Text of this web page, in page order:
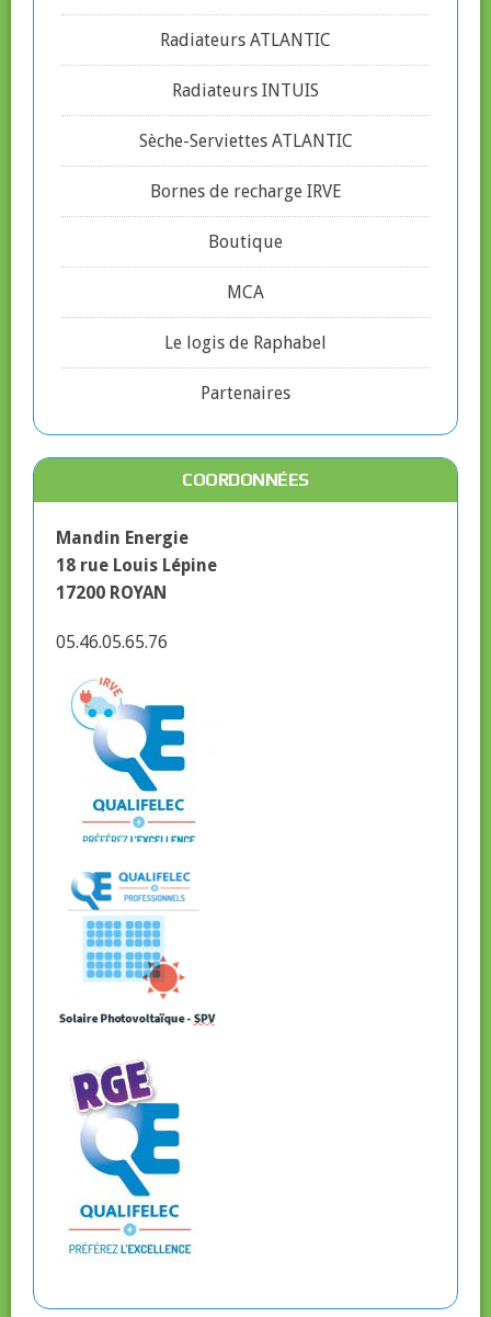
Radiateurs ATLANTIC
Radiateurs INTUIS
Sèche-Serviettes ATLANTIC
Bornes de recharge IRVE
Boutique
MCA
Le logis de Raphabel
Partenaires
COORDONNÉES
Mandin Energie
18 rue Louis Lépine
17200 ROYAN
05.46.05.65.76